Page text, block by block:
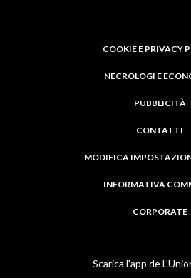
COOKIE E PRIVACY
NECROLOGI E
PUBBLICITÀ
CONTATTI
MODIFICA
INFORMATIVA
CORPORATE
Scarica l'app de